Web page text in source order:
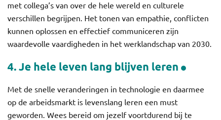
met collega’s van over de hele wereld en culturele
verschillen begrijpen. Het tonen van empathie, conflicten
kunnen oplossen en effectief communiceren zijn
waardevolle vaardigheden in het werklandschap van 2030.
4. Je hele leven lang blijven leren
Met de snelle veranderingen in technologie en daarmee
op de arbeidsmarkt is levenslang leren een must
geworden. Wees bereid om jezelf voortdurend bij te